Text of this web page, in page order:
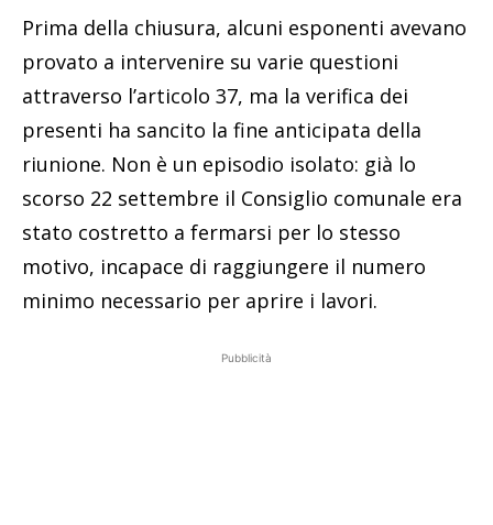
Prima della chiusura, alcuni esponenti avevano
provato a intervenire su varie questioni
attraverso l’articolo 37, ma la verifica dei
presenti ha sancito la fine anticipata della
riunione. Non è un episodio isolato: già lo
scorso 22 settembre il Consiglio comunale era
stato costretto a fermarsi per lo stesso
motivo, incapace di raggiungere il numero
minimo necessario per aprire i lavori.
Pubblicità